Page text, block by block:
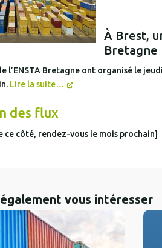
À Brest,
Bretagne
l’ENSTA Bretagne ont organisé le
Lire la suite…
des flux
ce côté, rendez-vous le mois prochain]
vous intéresser